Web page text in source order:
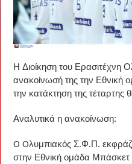
Η Διοίκηση του Ερασιτέχνη
ανακοίνωσή της την Εθνική
την κατάκτηση της τέταρτης
Αναλυτικά η ανακοίνωση:
O Oλυμπιακός Σ.Φ.Π.
στην Εθνική ομάδα Μπάσκετ